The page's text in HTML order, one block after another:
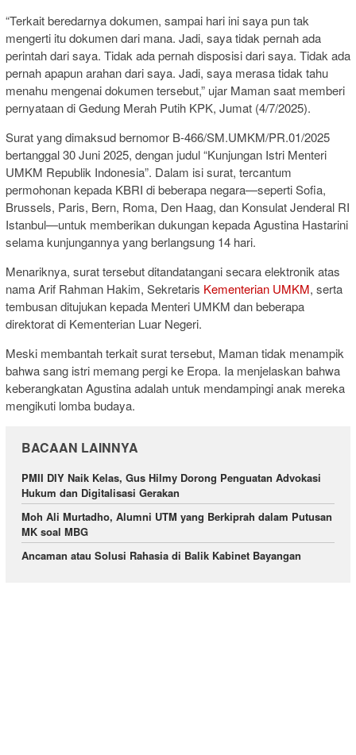
“Terkait beredarnya dokumen, sampai hari ini saya pun tak
mengerti itu dokumen dari mana. Jadi, saya tidak pernah ada
perintah dari saya. Tidak ada pernah disposisi dari saya. Tidak ada
pernah apapun arahan dari saya. Jadi, saya merasa tidak tahu
menahu mengenai dokumen tersebut,” ujar Maman saat memberi
pernyataan di Gedung Merah Putih KPK, Jumat (4/7/2025).
Surat yang dimaksud bernomor B-466/SM.UMKM/PR.01/2025
bertanggal 30 Juni 2025, dengan judul “Kunjungan Istri Menteri
UMKM Republik Indonesia”. Dalam isi surat, tercantum
permohonan kepada KBRI di beberapa negara—seperti Sofia,
Brussels, Paris, Bern, Roma, Den Haag, dan Konsulat Jenderal RI
Istanbul—untuk memberikan dukungan kepada Agustina Hastarini
selama kunjungannya yang berlangsung 14 hari.
Menariknya, surat tersebut ditandatangani secara elektronik atas
nama Arif Rahman Hakim, Sekretaris Kementerian UMKM, serta
tembusan ditujukan kepada Menteri UMKM dan beberapa
direktorat di Kementerian Luar Negeri.
Meski membantah terkait surat tersebut, Maman tidak menampik
bahwa sang istri memang pergi ke Eropa. Ia menjelaskan bahwa
keberangkatan Agustina adalah untuk mendampingi anak mereka
mengikuti lomba budaya.
BACAAN LAINNYA
PMII DIY Naik Kelas, Gus Hilmy Dorong Penguatan Advokasi
Hukum dan Digitalisasi Gerakan
Moh Ali Murtadho, Alumni UTM yang Berkiprah dalam Putusan
MK soal MBG
Ancaman atau Solusi Rahasia di Balik Kabinet Bayangan